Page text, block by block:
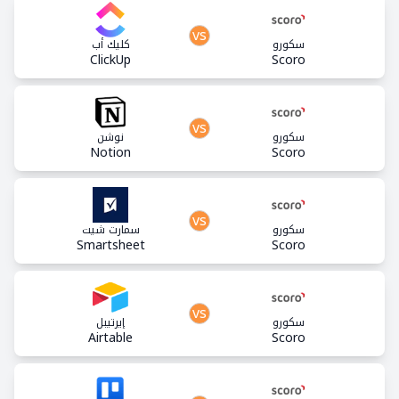
سكورو
Scoro
كليك أب
ClickUp
vs
سكورو
Scoro
نوشن
Notion
vs
سكورو
Scoro
سمارت شيت
Smartsheet
vs
سكورو
Scoro
إيرتيبل
Airtable
vs